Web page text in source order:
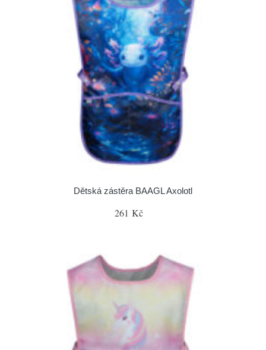
Dětská zástěra BAAGL Axolotl
261 Kč